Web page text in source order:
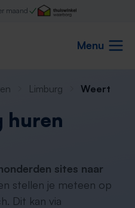
maand
Menu
Limburg Weert
huren
sites naar
stellen je meteen op
Dit kan via